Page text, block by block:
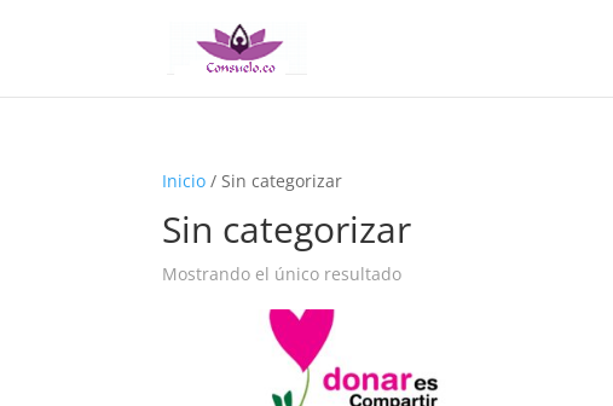
Inicio / Sin categorizar
Sin categorizar
Mostrando el único resultado